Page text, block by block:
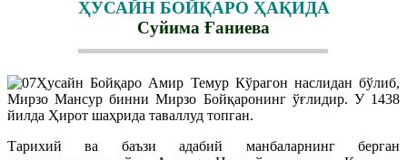
ҲУСАЙН БОЙҚАРО ҲАҚИДА
Суйима Ғаниева
Ҳусайн Бойқаро Амир Темур Кўрагон наслидан бўлиб,
Мирзо Мансур бинни Мирзо Бойқаронинг ўғлидир. У 1438
йилда Ҳирот шаҳрида таваллуд топган.
Тарихий ва баъзи адабий манбаларнинг берган